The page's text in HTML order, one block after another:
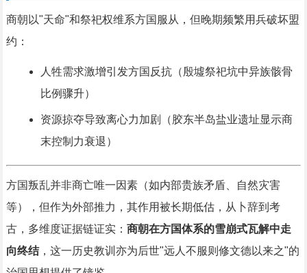
商朝以"天命"和祭祀权维系方国服从，但晚期频繁用兵破坏盟
约：
人牲需求激增引发方国反抗（殷墟祭祀坑中异族骸骨
比例骤升）
资源掠夺导致离心力加剧（胶东半岛盐业遗址显示商
末控制力衰退）
方国叛乱并非商亡唯一因素（如内部贵族矛盾、自然灾害
等），但作为外部推力，其作用被长期低估，从卜辞到考
古，多维度证据链证实： 商朝在方国体系的雪崩式瓦解中走
向终结，这一历史教训亦为后世"远人不服则修文德以来之"的